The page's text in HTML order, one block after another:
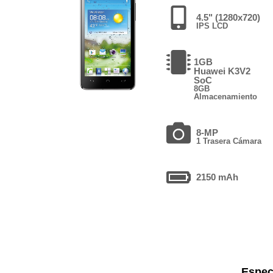
4.5" (1280x720)
IPS LCD
1GB
Huawei K3V2
SoC
8GB
Almacenamiento
8-MP
1 Trasera Cámara
2150 mAh